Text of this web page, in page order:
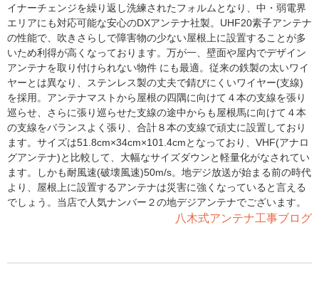
イナーチェンジを繰り返し洗練されたフォルムとなり、中・弱電界
エリアにも対応可能な安心のDXアンテナ社製。UHF20素子アンテナ
の性能で、吹きさらしで障害物の少ない屋根上に設置することが多
いため利得が高くなっております。万が一、壁面や屋内でデザイン
アンテナを取り付けられない物件 にも最適。従来の鉄製の太いワイ
ヤーとは異なり、ステンレス製の丈夫で錆びにくいワイヤー(支線)
を採用。アンテナマストから屋根の四隅に向けて４本の支線を張り
巡らせ、さらに張り巡らせた支線の途中からも屋根馬に向けて４本
の支線をバランスよく張り、合計８本の支線で頑丈に設置しており
ます。サイズは51.8cm×34cm×101.4cmとなっており、VHF(アナロ
グアンテナ)と比較して、大幅なサイズダウンと軽量化がなされてい
ます。しかも耐風速(破壊風速)50m/s。地デジ放送が始まる前の時代
より、屋根上に設置するアンテナは災害に強くなっていると言える
でしょう。当店で人気ナンバー２の地デジアンテナでございます。
八木式アンテナ工事ブログ